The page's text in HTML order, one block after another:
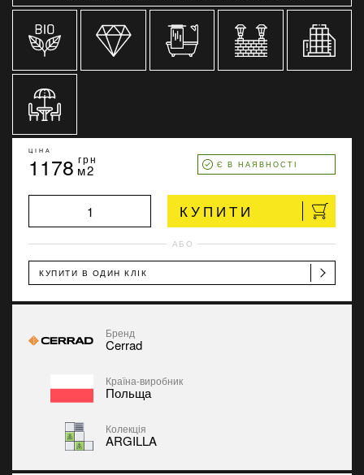
ЦІНА
1178 грн
м2 Є В НАЯВНОСТІ
КУПИТИ
АБО
КУПИТИ В ОДИН КЛІК
Бренд
Cerrad
Країна-виробник
Польща
Колекція
ARGILLA